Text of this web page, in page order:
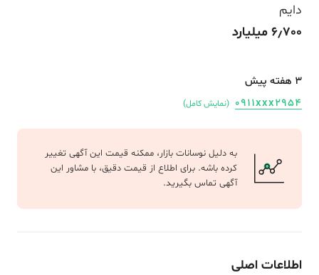
دایم
6٫700 میلیارد
3 هفته پیش
0911xxx2954
(نمایش کامل)
به دلیل نوسانات بازار، ممکنه قیمت این آگهی تغییر
کرده باشه. برای اطلاع از قیمت دقیق، با مشاور این
آگهی تماس بگیرید.
اطلاعات اصلی